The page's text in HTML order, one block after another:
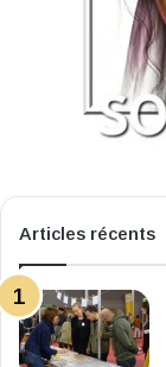
Articles récents